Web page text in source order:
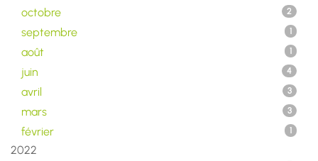
octobre 2
septembre 1
août 1
juin 4
avril 3
mars 3
février 1
2022